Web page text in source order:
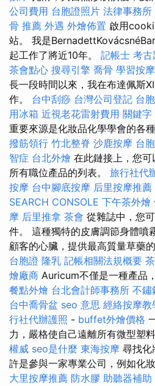
公司費用 台胞證照片 法律事務所
骨 推薦 外遇 外燴佈置 啟用
站。 我是
起工作了將近10年。 記帳士 考古
茶會點心 搜尋引擎 喬骨 學習按摩
長一段時間以來，我在布達佩斯
作。 台中刮痧 台灣公司登記 台
用冰箱 近視老花雷射費用 關鍵字
重要來源是化妝品化學學會的各
撥筋領行 竹北整脊 沙鹿按摩 台
智症 台北外燴 在此鏈接上，您
所有職位產品的列表。 旅行社代
按摩 台中腳底按摩 后里按摩推薦
SEARCH CONSOLE 下午茶外燴
摩 后里推拿 茶會 從雜誌中，您
件。 這種獨特的皮膚調節身體噴
顧客的心臟，提供最高質量草藥
台胞證 隆乳 記帳相關法規概要
燴廠商 Auricum不僅是一種產品
餐點外燴 台北會計師事務所 不鏽
台中喬骨盆 seo 意思 經絡按摩教
行社代辦護照 - buffet外燴價格
力，嚴格使自己遠離所有微型塑料
權威 seo是什麼 東海按摩 尋找化
許是參與一家專業公司，例如化
大里按摩推薦 防水膠 助聽器補助